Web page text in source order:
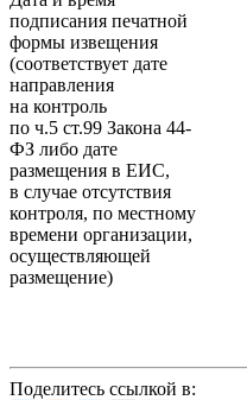
подписания печатной
формы извещения
(соответствует дате
направления
на контроль
по ч.5 ст.99 Закона 44-
ФЗ либо дате
размещения в ЕИС,
в случае отсутствия
контроля, по местному
времени организации,
осуществляющей
размещение)
Поделитесь ссылкой в: